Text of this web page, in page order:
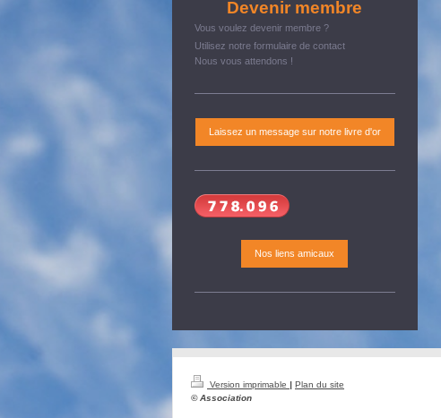
Devenir membre
Vous voulez devenir membre ?
Utilisez notre formulaire de contact
Nous vous attendons !
Laissez un message sur notre livre d'or
Nos liens amicaux
Version imprimable | Plan du site
© Association